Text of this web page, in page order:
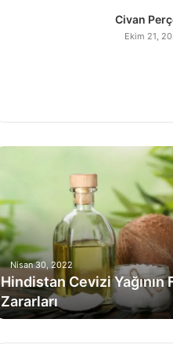
Civan
Ekim 21,
Nisan 30, 2022
Hindistan Cevizi Yağının
Zararları